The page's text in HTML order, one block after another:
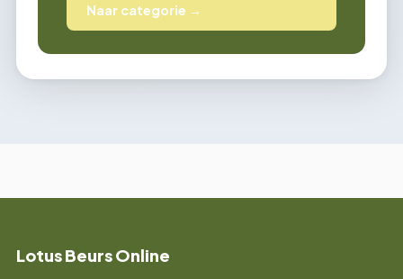
Naar categorie →
Lotus Beurs Online